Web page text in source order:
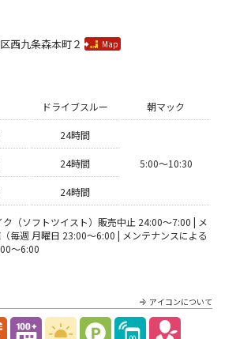
西九条森本町２
Map
ドライブスルー 朝マック
24時間
5:00〜10:30
24時間
24時間
（ソフトツイスト）販売中止 24:00～7:00 | メ
毎週 月曜日 23:00～6:00 | メンテナンスによる
～6:00
アイコンについて